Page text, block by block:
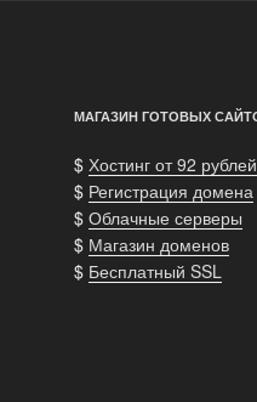
МАГАЗИН ГОТОВЫХ
$ Хостинг от 92 рублей
$ Регистрация домена
$ Облачные серверы
$ Магазин доменов
$ Бесплатный SSL